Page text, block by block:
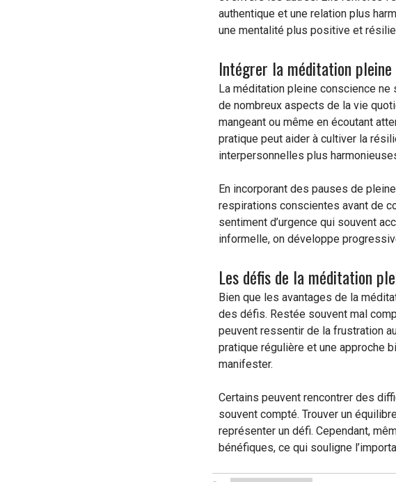
authentique et une relation plus
une mentalité plus positive et
Intégrer la méditation pleine
La méditation pleine conscience
de nombreux aspects de la vie
mangeant ou même en écoutant
pratique peut aider à cultiver la
interpersonnelles plus
En incorporant des pauses de
respirations conscientes avant de
sentiment d’urgence qui souvent
informelle, on développe
Les défis de la méditation
Bien que les avantages de la
des défis. Restée souvent mal
peuvent ressentir de la frustration
pratique régulière et une approche
manifester.
Certains peuvent rencontrer des
souvent compté. Trouver un
représenter un défi. Cependant,
bénéfiques, ce qui souligne